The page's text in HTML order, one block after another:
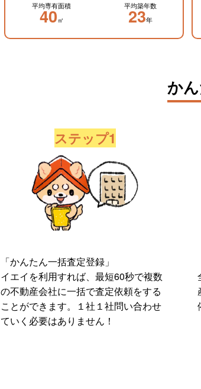
平均専有面積
40㎡
平均築年数
23年
か
ステップ1
「かんたん一括査定登録」
イエイを利用すれば、最短60秒で複数
の不動産会社に一括で査定依頼をする
ことができます。１社１社問い合わせ
ていく必要はありません！